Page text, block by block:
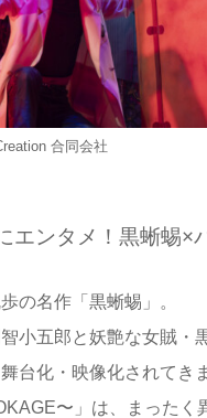
合同会社
エンタメ！黒蜥蜴×
の名作「黒蜥蜴」。
小五郎と妖艶な女賊・
台化・映像化されてき
〜」は、まったく